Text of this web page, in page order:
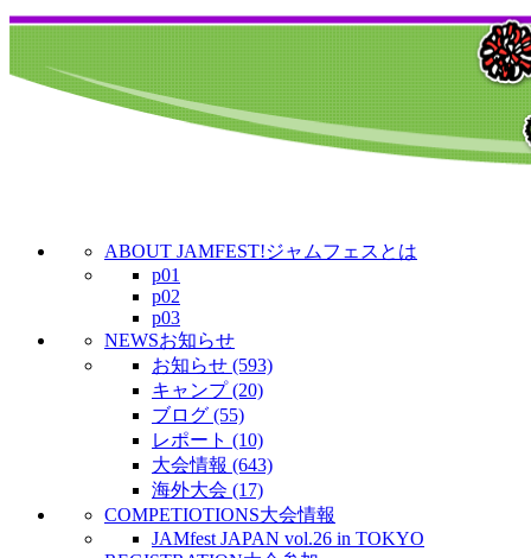
ABOUT JAMFEST!ジャムフェスとは
p01
p02
p03
NEWSお知らせ
お知らせ (593)
キャンプ (20)
ブログ (55)
レポート (10)
大会情報 (643)
海外大会 (17)
COMPETIOTIONS大会情報
JAMfest JAPAN vol.26 in TOKYO